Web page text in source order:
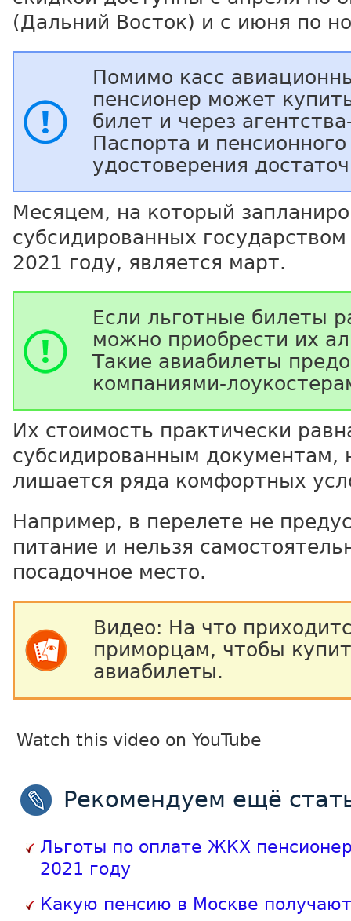
(Дальний Восток) и с июня по
Помимо касс
пенсионер может
билет и через
Паспорта и пенсионного
удостоверения
Месяцем, на который
субсидированных
2021 году, является март.
Если льготные билеты
можно приобрести их
Такие авиабилеты
компаниями-
Их стоимость практически
субсидированным документам,
лишается ряда комфортных
Например, в перелете не
питание и нельзя
посадочное место.
Видео: На что
приморцам, чтобы
авиабилеты.
Watch this video on YouTube
Рекомендуем ещё
Льготы по оплате ЖКХ
2021 году
Какую пенсию в Москве